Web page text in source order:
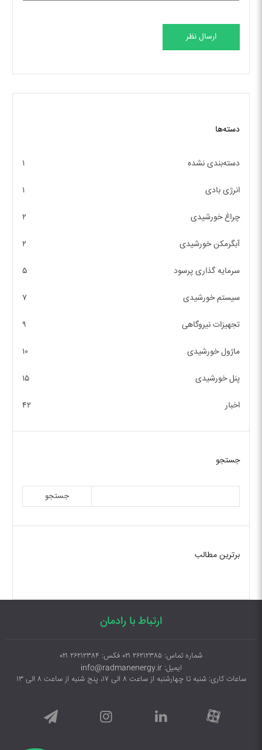
ارسال نظر
دسته‌ها
دسته‌بندی نشده ۱
انرژی بادی ۱
چراغ خورشیدی ۲
آبگرمکن خورشیدی ۲
سرمایه گذاری پرسود ۵
سیستم خورشیدی ۷
تجهیزات نیروگاهی ۹
ماژول خورشیدی ۱۰
پنل خورشیدی ۱۵
اخبار ۴۲
جستجو
جستجو
برترین مطالب
ارتباط با رادمان
شماره تماس: ۲۶۲۱۲۳۸۵ ۰۲۱ فکس: ۲۶۲۱۲۳۸۴ ۰۲۱
ایمیل: info@radmanenergy.ir
ساعات کاری: شنبه تا چهارشنبه از ساعت ۸ الی ۱۷، پنج شنبه از ساعت ۸ الی ۱۳